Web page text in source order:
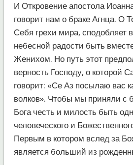
И Откровение апостола
говорит нам о браке Агнца. О
Себя грехи мира, сподобляет
небесной радости быть
Женихом. Но путь этот
верность Господу, о которой
говорит: «Се Аз посылаю вас
волков». Чтобы мы приняли с
Бога честь и милость быть
человеческого и
Первым в котором вслед за
является больший из